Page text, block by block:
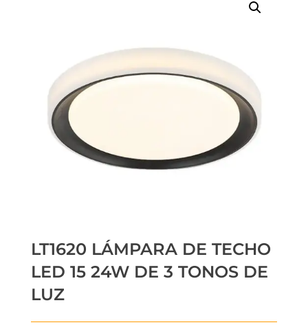
LT1620 LÁMPARA DE TECHO
LED 15 24W DE 3 TONOS DE
LUZ